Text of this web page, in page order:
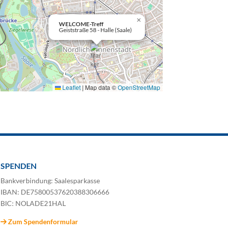
WELCOME-Treff
Geiststraße 58 - Halle (Saale)
×
Leaflet | Map data ©OpenStreetMap
SPENDEN
Bankverbindung: Saalesparkasse
IBAN: DE75800537620388306666
BIC: NOLADE21HAL
Zum Spendenformular